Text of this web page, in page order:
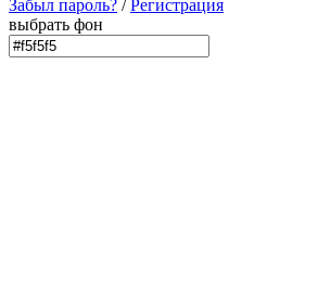
Забыл пароль? /Регистрация
выбрать фон